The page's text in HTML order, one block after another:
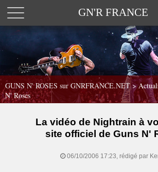
GN'R FRANCE
GUNS N' ROSES sur GNRFRANCE.NET>
N' Roses
La vidéo de Nightrain à
site officiel de Guns N'
06/10/2006 17:23, rédigé par